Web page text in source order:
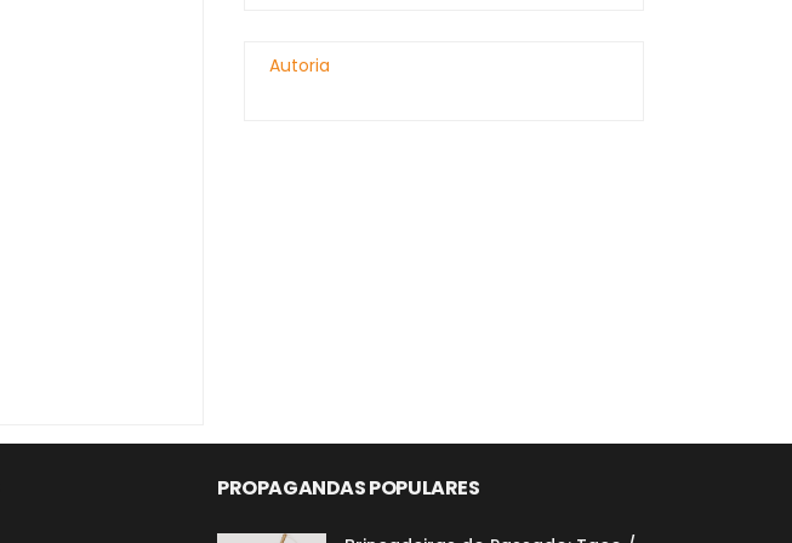
Autoria
PROPAGANDAS POPULARES